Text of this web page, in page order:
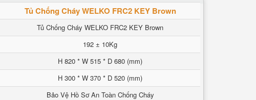
Tủ Chống Cháy WELKO FRC2 KEY Brown
Tủ Chống Cháy WELKO FRC2 KEY Brown
192 ± 10Kg
H 820 * W 515 * D 680 (mm)
H 300 * W 370 * D 520 (mm)
Bảo Vệ Hồ Sơ An Toàn Chống Cháy